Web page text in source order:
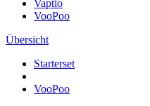
Vaptio
VooPoo
Übersicht
Starterset
VooPoo